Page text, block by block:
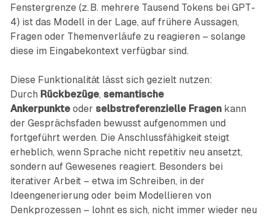
Fenstergrenze (z. B. mehrere Tausend Tokens bei GPT-
4) ist das Modell in der Lage, auf frühere Aussagen,
Fragen oder Themenverläufe zu reagieren – solange
diese im Eingabekontext verfügbar sind.
Diese Funktionalität lässt sich gezielt nutzen:
Durch Rückbezüge, semantische
Ankerpunkteoder selbstreferenzielle Fragenkann
der Gesprächsfaden bewusst aufgenommen und
fortgeführt werden. Die Anschlussfähigkeit steigt
erheblich, wenn Sprache nicht repetitiv neu ansetzt,
sondern auf Gewesenes reagiert. Besonders bei
iterativer Arbeit – etwa im Schreiben, in der
Ideengenerierung oder beim Modellieren von
Denkprozessen – lohnt es sich, nicht immer wieder neu